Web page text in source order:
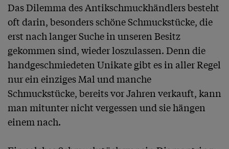
Das Dilemma des Antikschmuckhändlers besteht
oft darin, besonders schöne Schmuckstücke, die
erst nach langer Suche in unseren Besitz
gekommen sind, wieder loszulassen. Denn die
handgeschmiedeten Unikate gibt es in aller Regel
nur ein einziges Mal und manche
Schmuckstücke, bereits vor Jahren verkauft, kann
man mitunter nicht vergessen und sie hängen
einem nach.